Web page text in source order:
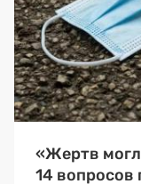
«Жертв
14 вопросов